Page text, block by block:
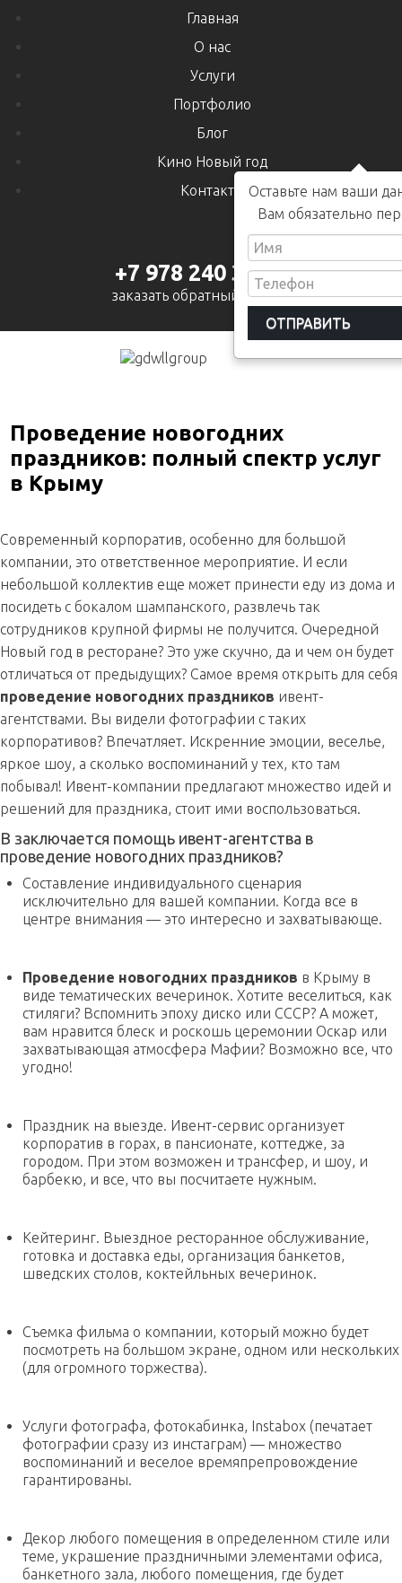
Главная
О нас
Услуги
Портфолио
Блог
Кино Новый год
Контакты
+7 978 240 38 00
заказать обратный звонок
Оставьте нам ваши
Вам обязательно
Проведение новогодних
праздников: полный спектр услуг
в Крыму
Современный корпоратив, особенно для большой
компании, это ответственное мероприятие. И если
небольшой коллектив еще может принести еду из дома и
посидеть с бокалом шампанского, развлечь так
сотрудников крупной фирмы не получится. Очередной
Новый год в ресторане? Это уже скучно, да и чем он будет
отличаться от предыдущих? Самое время открыть для себя
проведение новогодних праздников ивент-
агентствами. Вы видели фотографии с таких
корпоративов? Впечатляет. Искренние эмоции, веселье,
яркое шоу, а сколько воспоминаний у тех, кто там
побывал! Ивент-компании предлагают множество идей и
решений для праздника, стоит ими воспользоваться.
В заключается помощь ивент-агентства в
проведение новогодних праздников?
Составление индивидуального сценария
исключительно для вашей компании. Когда все в
центре внимания — это интересно и захватывающе.
Проведение новогодних праздников в Крыму в
виде тематических вечеринок. Хотите веселиться, как
стиляги? Вспомнить эпоху диско или СССР? А может,
вам нравится блеск и роскошь церемонии Оскар или
захватывающая атмосфера Мафии? Возможно все, что
угодно!
Праздник на выезде. Ивент-сервис организует
корпоратив в горах, в пансионате, коттедже, за
городом. При этом возможен и трансфер, и шоу, и
барбекю, и все, что вы посчитаете нужным.
Кейтеринг. Выездное ресторанное обслуживание,
готовка и доставка еды, организация банкетов,
шведских столов, коктейльных вечеринок.
Съемка фильма о компании, который можно будет
посмотреть на большом экране, одном или нескольких
(для огромного торжества).
Услуги фотографа, фотокабинка, Instabox (печатает
фотографии сразу из инстаграм) — множество
воспоминаний и веселое времяпрепровождение
гарантированы.
Декор любого помещения в определенном стиле или
теме, украшение праздничными элементами офиса,
банкетного зала, любого помещения, где будет